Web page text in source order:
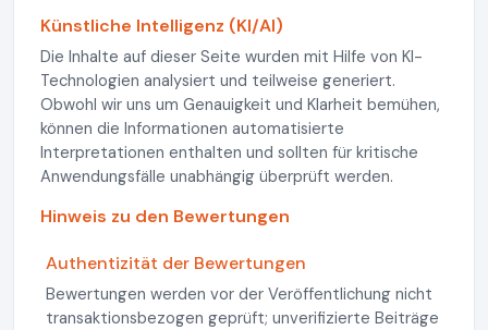
Künstliche Intelligenz (KI/AI)
Die Inhalte auf dieser Seite wurden mit Hilfe von KI-
Technologien analysiert und teilweise generiert.
Obwohl wir uns um Genauigkeit und Klarheit bemühen,
können die Informationen automatisierte
Interpretationen enthalten und sollten für kritische
Anwendungsfälle unabhängig überprüft werden.
Hinweis zu den Bewertungen
Authentizität der Bewertungen
Bewertungen werden vor der Veröffentlichung nicht
transaktionsbezogen geprüft; unverifizierte Beiträge